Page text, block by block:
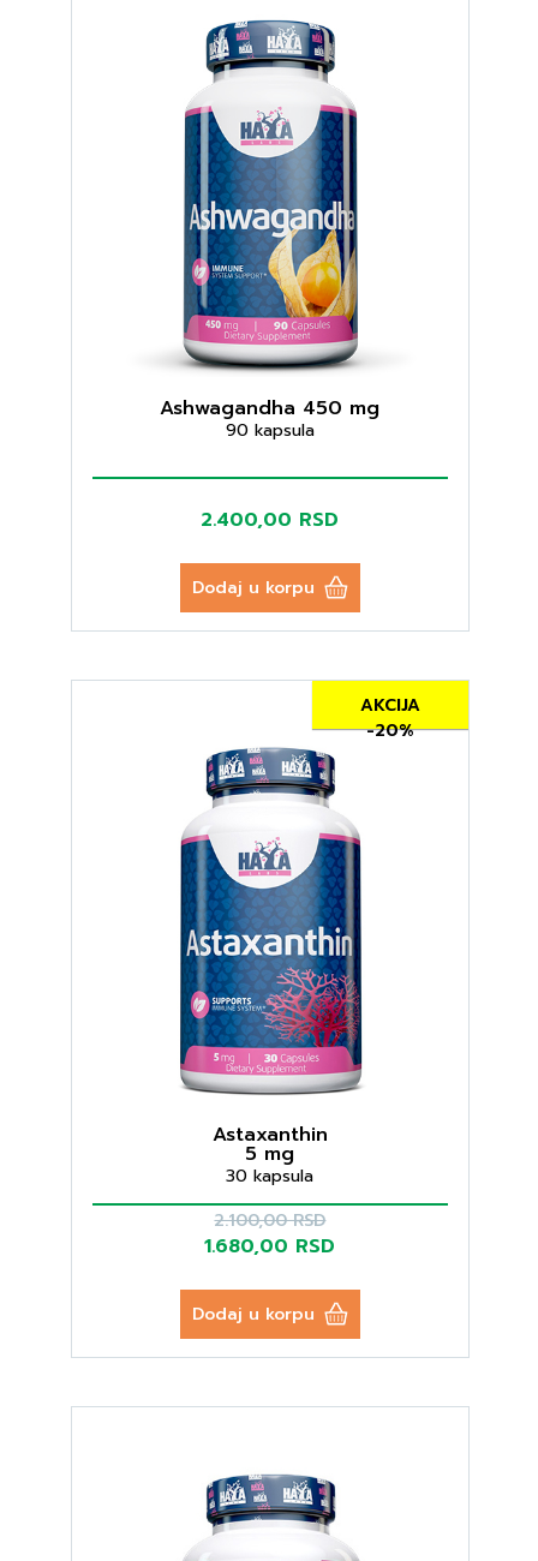
Ashwagandha 450 mg
90 kapsula
2.400,00 RSD
Dodaj u korpu
AKCIJA
-20%
Astaxanthin
5 mg
30 kapsula
2.100,00 RSD
1.680,00 RSD
Dodaj u korpu